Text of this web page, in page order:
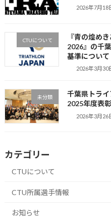
2026年7月18
CTUについて
『青の煌め
2026』の千
基準について
2026年3月30
未分類
千葉県トラ
2025年度表
2026年3月26
カテゴリー
CTUについて
CTU所属選手情報
お知らせ